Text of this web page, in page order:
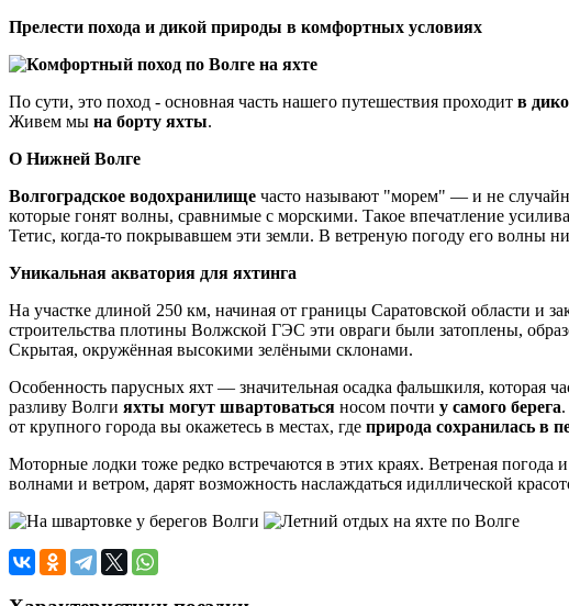
Прелести похода и дикой природы в комфортных условиях
По сути, это поход - основная часть нашего путешествия проходит в
Живем мы на борту яхты.
О Нижней Волге
Волгоградское водохранилище часто называют "морем" — и не
которые гонят волны, сравнимые с морскими. Такое впечатление
Тетис, когда-то покрывавшем эти земли. В ветреную погоду его волны
Уникальная акватория для яхтинга
На участке длиной 250 км, начиная от границы Саратовской области и
строительства плотины Волжской ГЭС эти овраги были затоплены,
Скрытая, окружённая высокими зелёными склонами.
Особенность парусных яхт — значительная осадка фальшкиля, которая
разливу Волги яхты могут швартоваться носом почти у самого берега
от крупного города вы окажетесь в местах, где природа сохранилась в
Моторные лодки тоже редко встречаются в этих краях. Ветреная
волнами и ветром, дарят возможность наслаждаться идиллической